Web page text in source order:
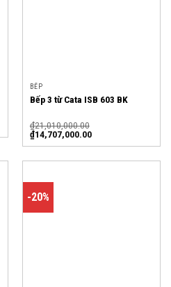
BẾP
Bếp 3 từ Cata ISB 603 BK
₫21,010,000.00
₫14,707,000.00
-20%